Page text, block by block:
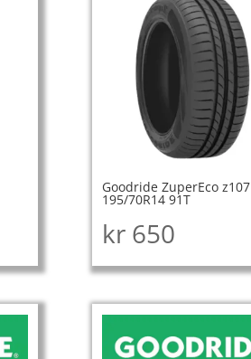
Goodride ZuperEco z107
195/70R14 91T
kr 650